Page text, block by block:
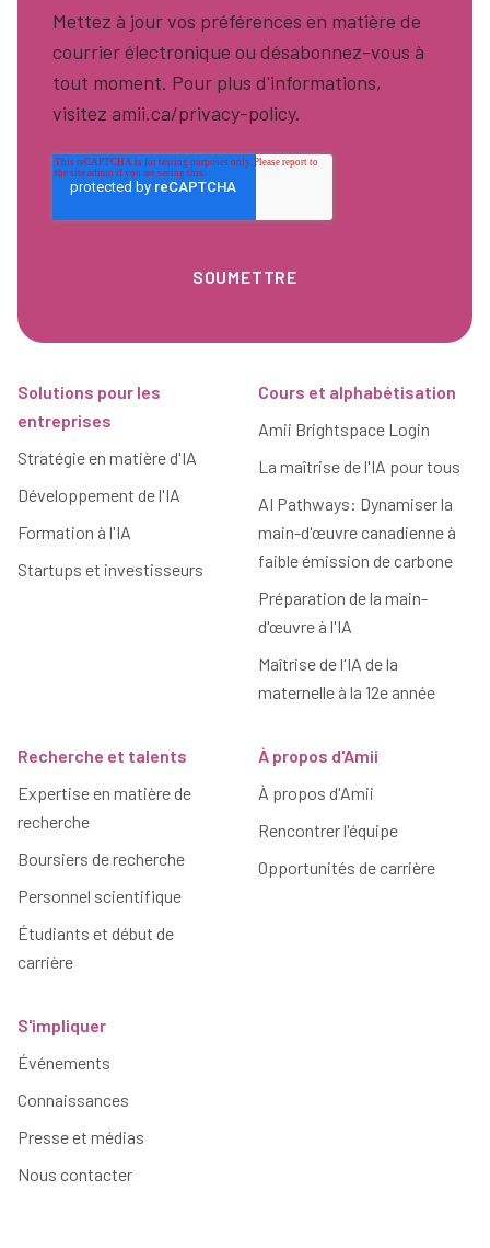
Mettez à jour vos préférences en matière de
courrier électronique ou désabonnez-vous à
tout moment. Pour plus d'informations,
visitez amii.ca/privacy-policy.
Solutions pour les
entreprises
Stratégie en matière d'IA
Développement de l'IA
Formation à l'IA
Startups et investisseurs
Cours et alphabétisation
Amii Brightspace Login
La maîtrise de l'IA pour tous
AI Pathways: Dynamiser la
main-d'œuvre canadienne à
faible émission de carbone
Préparation de la main-
d'œuvre à l'IA
Maîtrise de l'IA de la
maternelle à la 12e année
Recherche et talents
Expertise en matière de
recherche
Boursiers de recherche
Personnel scientifique
Étudiants et début de
carrière
À propos d'Amii
À propos d'Amii
Rencontrer l'équipe
Opportunités de carrière
S'impliquer
Événements
Connaissances
Presse et médias
Nous contacter